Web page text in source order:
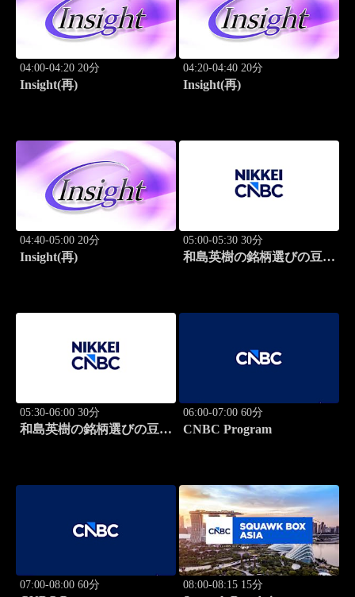
04:00-04:20 20分
Insight(再)
04:20-04:40 20分
Insight(再)
04:40-05:00 20分
Insight(再)
05:00-05:30 30分
和島英樹の銘柄選びの豆知
05:30-06:00 30分
和島英樹の銘柄選びの豆知
06:00-07:00 60分
CNBC Program
07:00-08:00 60分 08:00-08:15 15分